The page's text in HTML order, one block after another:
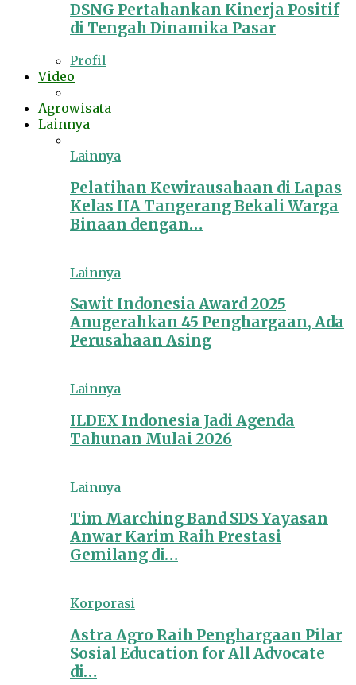
DSNG Pertahankan Kinerja Positif
di Tengah Dinamika Pasar
Profil
Video
Agrowisata
Lainnya
Lainnya
Pelatihan Kewirausahaan di Lapas
Kelas IIA Tangerang Bekali Warga
Binaan dengan…
Lainnya
Sawit Indonesia Award 2025
Anugerahkan 45 Penghargaan, Ada
Perusahaan Asing
Lainnya
ILDEX Indonesia Jadi Agenda
Tahunan Mulai 2026
Lainnya
Tim Marching Band SDS Yayasan
Anwar Karim Raih Prestasi
Gemilang di…
Korporasi
Astra Agro Raih Penghargaan Pilar
Sosial Education for All Advocate
di…